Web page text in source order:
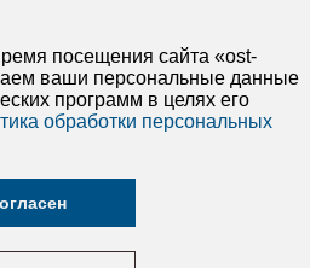
посещения сайта «ost-
ваши персональные данные
программ в целях его
обработки персональных